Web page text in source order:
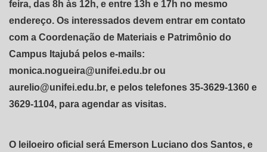
feira, das 8h às 12h, e entre 13h e 17h no mesmo
endereço. Os interessados ​​devem entrar em contato
com a Coordenação de Materiais e Patrimônio do
Campus Itajubá pelos e-mails:
monica.nogueira@unifei.edu.br ou
aurelio@unifei.edu.br, e pelos telefones 35-3629-1360 e
3629-1104, para agendar as visitas.
O leiloeiro oficial será Emerson Luciano dos Santos, e